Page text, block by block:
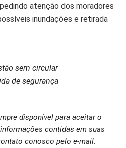
atenção dos moradores
inundações e retirada
sem circular
de segurança
disponível para aceitar o
contidas em suas
conosco pelo e-mail: